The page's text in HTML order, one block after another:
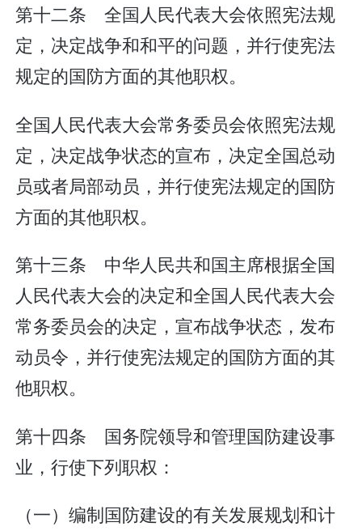
第十二条 全国人民代表大会依照宪法规
定，决定战争和和平的问题，并行使宪法
规定的国防方面的其他职权。
全国人民代表大会常务委员会依照宪法规
定，决定战争状态的宣布，决定全国总动
员或者局部动员，并行使宪法规定的国防
方面的其他职权。
第十三条 中华人民共和国主席根据全国
人民代表大会的决定和全国人民代表大会
常务委员会的决定，宣布战争状态，发布
动员令，并行使宪法规定的国防方面的其
他职权。
第十四条 国务院领导和管理国防建设事
业，行使下列职权：
（一）编制国防建设的有关发展规划和计